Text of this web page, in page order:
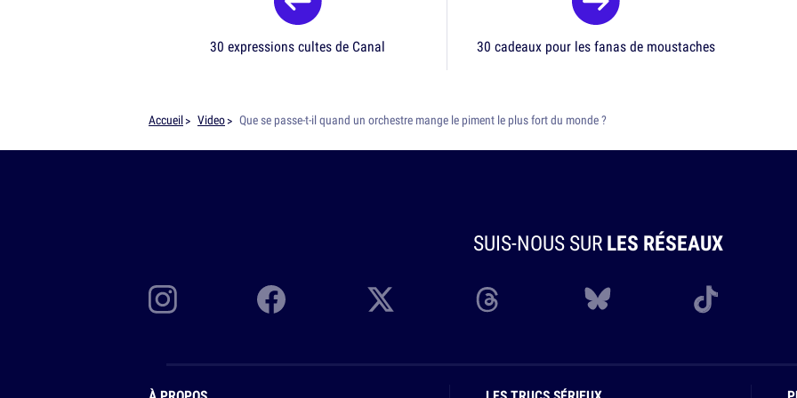
30 expressions cultes de Canal 30 cadeaux pour les fanas de moustaches
Accueil Video Que se passe-t-il quand un orchestre mange le piment le plus fort du monde ?
SUIS-NOUS SURLES RÉSEAUX